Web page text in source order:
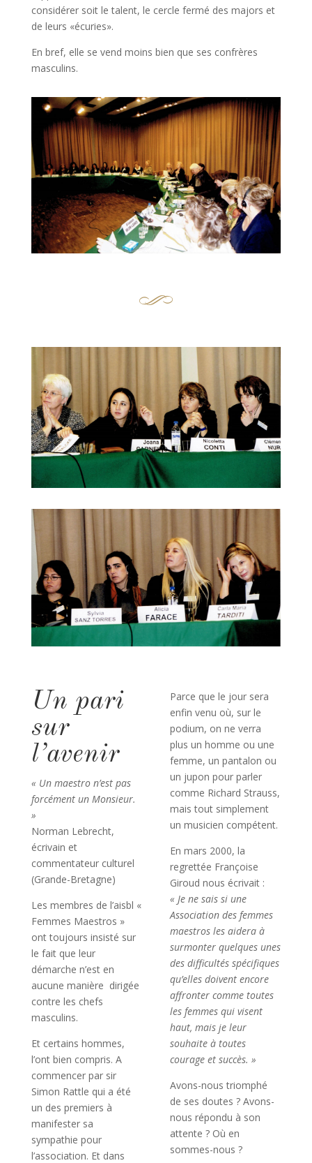
considérer soit le talent, le cercle fermé des majors et
de leurs «écuries».
En bref, elle se vend moins bien que ses confrères
masculins.
Un pari
sur
l’avenir
« Un maestro n’est pas
forcément un Monsieur.
»
Norman Lebrecht,
écrivain et
commentateur culturel
(Grande-Bretagne)
Les membres de l’aisbl «
Femmes Maestros »
ont toujours insisté sur
le fait que leur
démarche n’est en
aucune manière dirigée
contre les chefs
masculins.
Et certains hommes,
l’ont bien compris. A
commencer par sir
Simon Rattle qui a été
un des premiers à
manifester sa
sympathie pour
l’association. Et dans
Parce que le jour sera
enfin venu où, sur le
podium, on ne verra
plus un homme ou une
femme, un pantalon ou
un jupon pour parler
comme Richard Strauss,
mais tout simplement
un musicien compétent.
En mars 2000, la
regrettée Françoise
Giroud nous écrivait :
« Je ne sais si une
Association des femmes
maestros les aidera à
surmonter quelques unes
des difficultés spécifiques
qu’elles doivent encore
affronter comme toutes
les femmes qui visent
haut, mais je leur
souhaite à toutes
courage et succès. »
Avons-nous triomphé
de ses doutes ? Avons-
nous répondu à son
attente ? Où en
sommes-nous ?